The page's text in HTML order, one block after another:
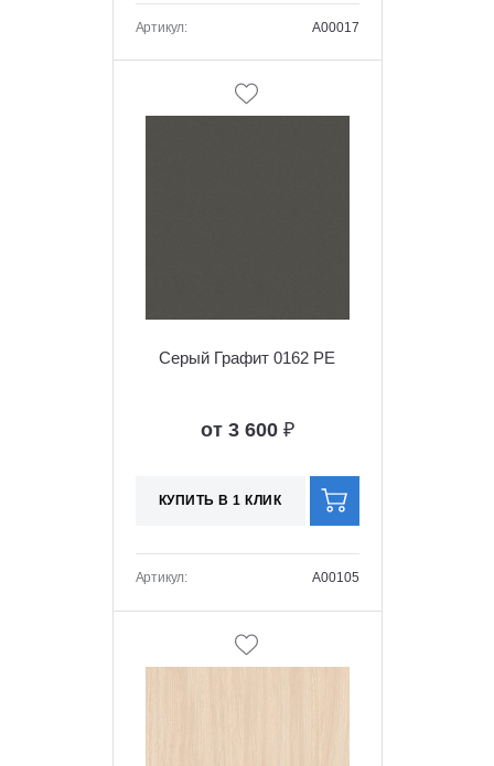
Артикул: A00017
Серый Графит 0162 PE
от 3 600 ₽
КУПИТЬ В 1 КЛИК
Артикул: A00105